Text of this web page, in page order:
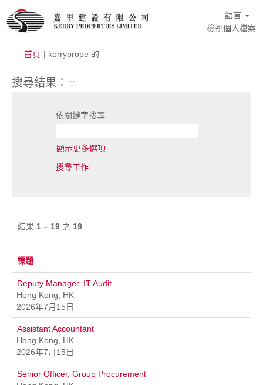
語言
檢視個人檔案
首頁 | kerryprope 的
搜尋結果： "".
依關鍵字搜尋
顯示更多選項
結果 1 – 19 之 19
標題
Deputy Manager, IT Audit
Hong Kong, HK
2026年7月15日
Assistant Accountant
Hong Kong, HK
2026年7月15日
Senior Officer, Group Procurement